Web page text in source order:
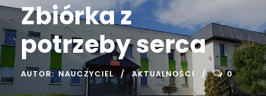
Zbiórka z
potrzeby serca
AUTOR: NAUCZYCIEL AKTUALNOŚCI 0